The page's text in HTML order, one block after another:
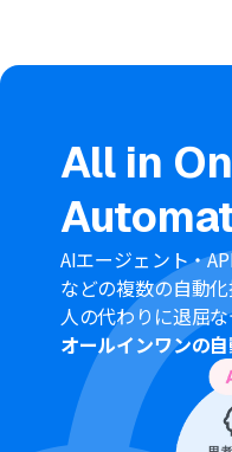
トを、どのような項
Google スプレッド
スプレッドシートの
してください。
■注意事項
Microsoft Teams、
とYoomを連携して
Microsoft365（旧
般法人向けプラン
般法人向けプラン
する可能性がありま
トリガーは5分、10
All in
AIエージェント・
などの複数の自動
人の代わりに退屈
オールインワンの